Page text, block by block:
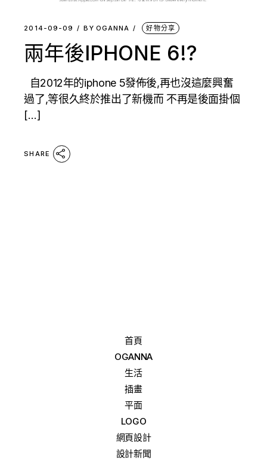
2014-09-09 BY OGANNA 好物分享
兩年後IPHONE 6!?
自2012年的iphone 5發佈後,再也沒這麼興奮
過了,等很久終於推出了新機而 不再是後面掛個
[…]
SHARE
首頁
OGANNA
生活
插畫
平面
LOGO
網頁設計
設計新聞